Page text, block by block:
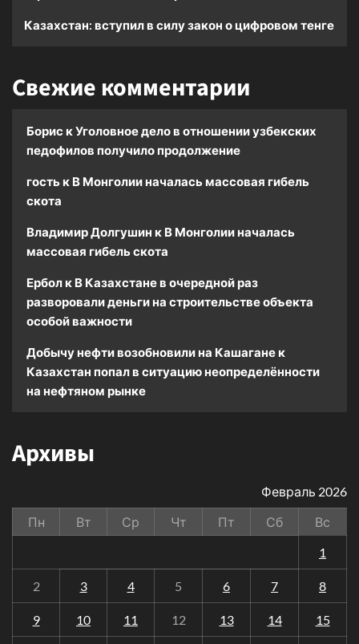
Казахстан: вступил в силу закон о цифровом тенге
Свежие комментарии
Борис кУголовное дело в отношении узбекских
педофилов получило продолжение
гость к В Монголии началась массовая гибель
скота
Владимир Долгушин к В Монголии началась
массовая гибель скота
Ербол к В Казахстане в очередной раз
разворовали деньги на строительстве объекта
особой важности
Добычу нефти возобновили на Кашагане к
Казахстан попал в ситуацию неопределённости
на нефтяном рынке
Архивы
Февраль 2026
Пн
Вт Ср Чт Пт Сб
Вс
1
2 3 4 5 6 7 8
9 10 11 12 13 14 15